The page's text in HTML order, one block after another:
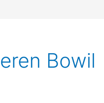
Bowil